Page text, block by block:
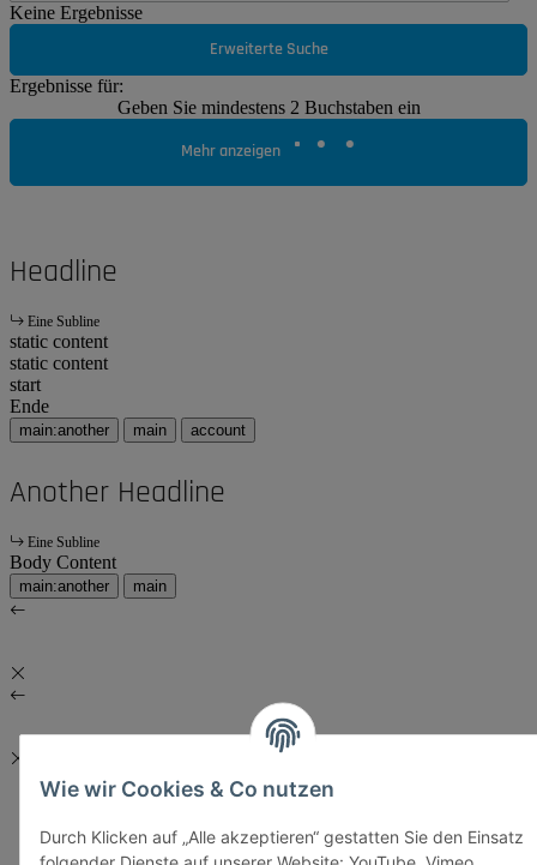
Wie wir Cookies & Co nutzen
Durch Klicken auf „Alle akzeptieren“ gestatten Sie den Einsatz
Keine Ergebnisse
Erweiterte Suche
Ergebnisse für:
Geben Sie mindestens 2 Buchstaben ein
Mehr anzeigen
Headline
Eine Subline
static content
static content
start
Ende
main:another main account
Another Headline
Eine Subline
Body Content
main:another main